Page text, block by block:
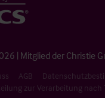
| Mitglied der Christie
AGB
zur Verarbeitung nach